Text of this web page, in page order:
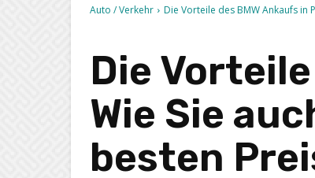
Auto / Verkehr Die Vorteile des BMW Ankaufs in
Die
Wie Sie
besten